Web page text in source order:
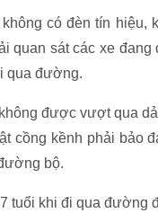
có đèn tín hiệu,
quan sát các xe
qua đường.
được vượt qua
cồng kềnh phải bảo
bộ.
tuổi khi đi qua